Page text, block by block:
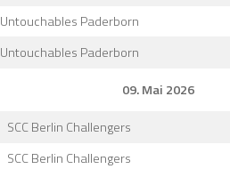
Untouchables Paderborn
Untouchables Paderborn
09. Mai 2026
SCC Berlin Challengers
SCC Berlin Challengers